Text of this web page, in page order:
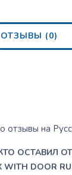
ОТЗЫВЫ (0)
отзывы на
ОСТАВИЛ
DOOR